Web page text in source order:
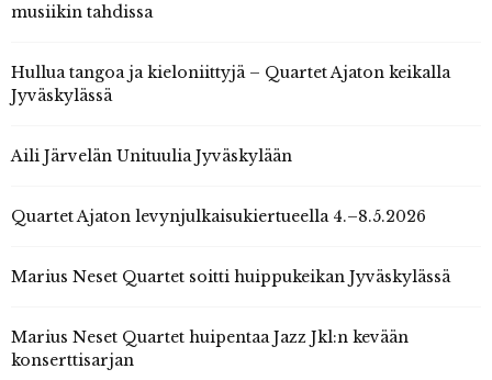
musiikin tahdissa
Hullua tangoa ja kieloniittyjä – Quartet Ajaton keikalla
Jyväskylässä
Aili Järvelän Unituulia Jyväskylään
Quartet Ajaton levynjulkaisukiertueella 4.–8.5.2026
Marius Neset Quartet soitti huippukeikan Jyväskylässä
Marius Neset Quartet huipentaa Jazz Jkl:n kevään
konserttisarjan